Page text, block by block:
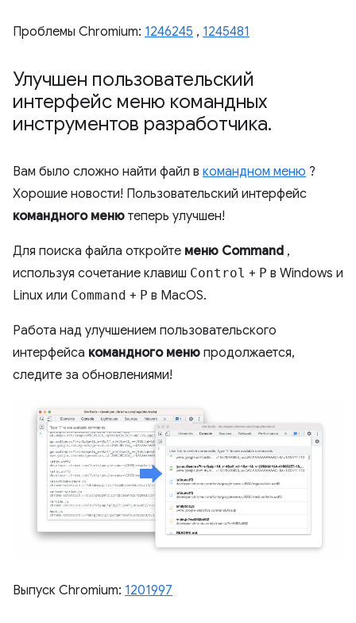
Проблемы Chromium: 1246245 , 1245481
Улучшен пользовательский
интерфейс меню командных
инструментов разработчика.
Вам было сложно найти файл в командном меню ?
Хорошие новости! Пользовательский интерфейс
командного меню теперь улучшен!
Для поиска файла откройте меню Command ,
используя сочетание клавиш Control + P в Windows и
Linux или Command + P в MacOS.
Работа над улучшением пользовательского
интерфейса командного меню продолжается,
следите за обновлениями!
Выпуск Chromium: 1201997